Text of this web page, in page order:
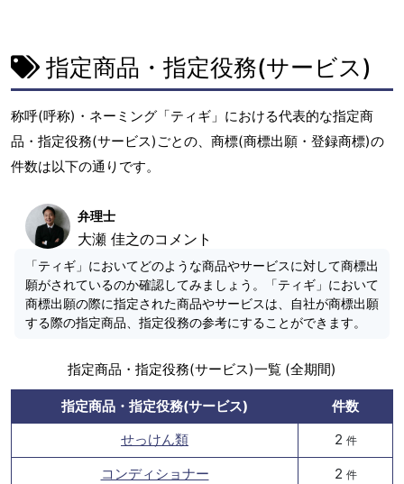
指定商品・指定役務(サービス)
称呼(呼称)・ネーミング「ティギ」における代表的な指定商
品・指定役務(サービス)ごとの、商標(商標出願・登録商標)の
件数は以下の通りです。
弁理士
大瀬 佳之のコメント
「ティギ」においてどのような商品やサービスに対して商標出
願がされているのか確認してみましょう。「ティギ」において
商標出願の際に指定された商品やサービスは、自社が商標出願
する際の指定商品、指定役務の参考にすることができます。
指定商品・指定役務(サービス)一覧 (全期間)
指定商品・指定役務(サービス)
件数
せっけん類
2 件
コンディショナー 2 件